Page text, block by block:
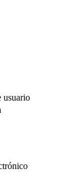
usuario